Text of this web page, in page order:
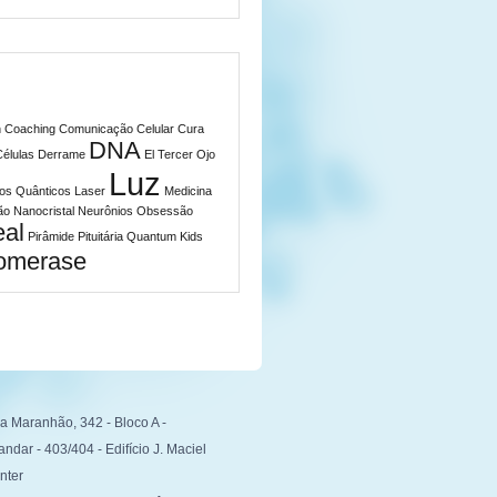
Coaching Comunicação Celular Cura
Derrame DNA El Tercer Ojo
Quânticos Laser Luz Medicina
Nanocristal Neurônios Obsessão
Pirâmide Pituitária Quantum Kids
Maranhão, 342 - Bloco A -
- 403/404 - Edifício J. Maciel